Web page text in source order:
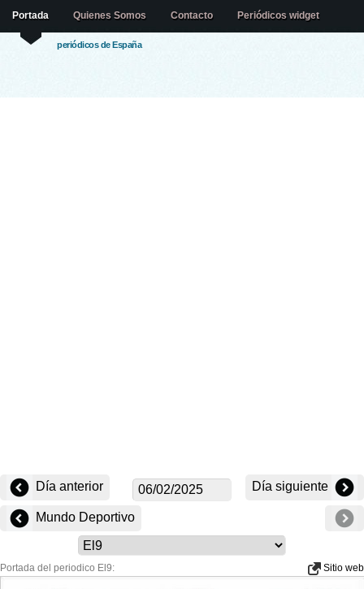
periódicos de España
Portada Quienes Somos Contacto Periódicos widget
Día anterior Día siguiente
Mundo Deportivo
Portada del periodico El9: Sitio web